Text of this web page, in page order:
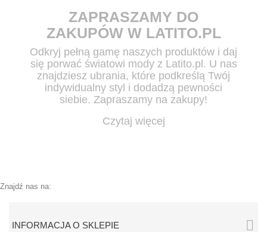
ZAPRASZAMY DO
ZAKUPÓW W LATITO.PL
Odkryj pełną gamę naszych produktów i daj
się porwać światowi mody z Latito.pl. U nas
znajdziesz ubrania, które podkreślą Twój
indywidualny styl i dodadzą pewności
siebie. Zapraszamy na zakupy!
Czytaj więcej
Znajdź nas na:
INFORMACJA O SKLEPIE 